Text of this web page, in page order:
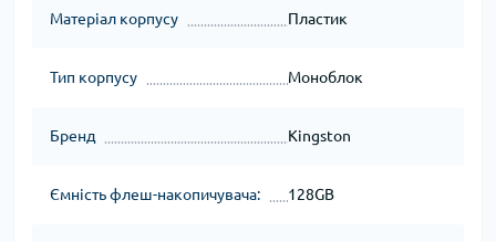
Матеріал корпусу Пластик
Тип корпусу Моноблок
Бренд Kingston
Ємність флеш-накопичувача: 128GB